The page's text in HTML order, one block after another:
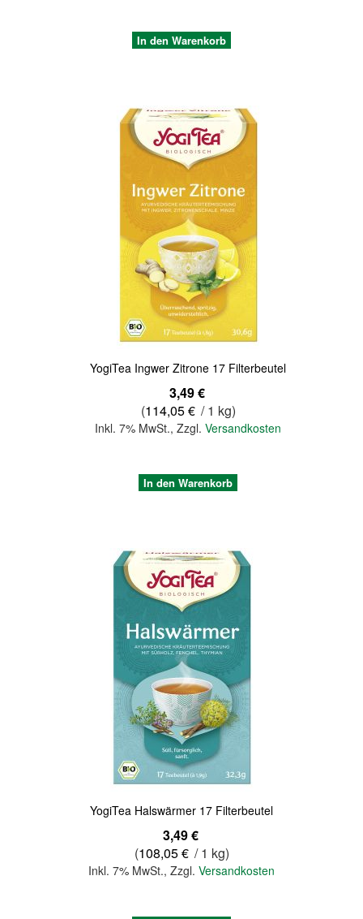
In den Warenkorb
YogiTea Ingwer Zitrone 17 Filterbeutel
3,49 €
(114,05 € / 1 kg)
Inkl. 7% MwSt.,Zzgl.Versandkosten
In den Warenkorb
YogiTea Halswärmer 17 Filterbeutel
3,49 €
(108,05 € / 1 kg)
Inkl. 7% MwSt., Zzgl. Versandkosten